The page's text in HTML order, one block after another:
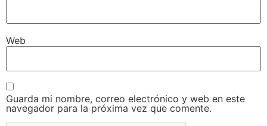
Web
Guarda mi nombre, correo electrónico y web en este
navegador para la próxima vez que comente.